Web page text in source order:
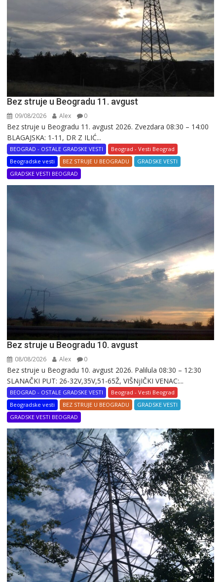
Bez struje u Beogradu 11. avgust
09/08/2026 Alex 0
Bez struje u Beogradu 11. avgust 2026. Zvezdara 08:30 – 14:00
BLAGAJSKA: 1-11, DR Z ILIĆ...
BEOGRAD - OSTALE GRADSKE VESTI
Beograd - Vesti Beograd
Beogradske vesti
BEZ STRUJE U BEOGRADU
GRADSKE VESTI
GRADSKE VESTI BEOGRAD
Bez struje u Beogradu 10. avgust
08/08/2026 Alex 0
Bez struje u Beogradu 10. avgust 2026. Palilula 08:30 – 12:30
SLANAČKI PUT: 26-32V,35V,51-65Ž, VIŠNjIČKI VENAC:...
BEOGRAD - OSTALE GRADSKE VESTI
Beograd - Vesti Beograd
Beogradske vesti
BEZ STRUJE U BEOGRADU
GRADSKE VESTI
GRADSKE VESTI BEOGRAD